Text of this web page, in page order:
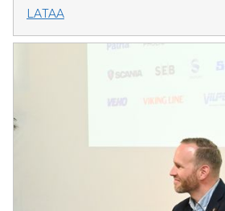
LATAA